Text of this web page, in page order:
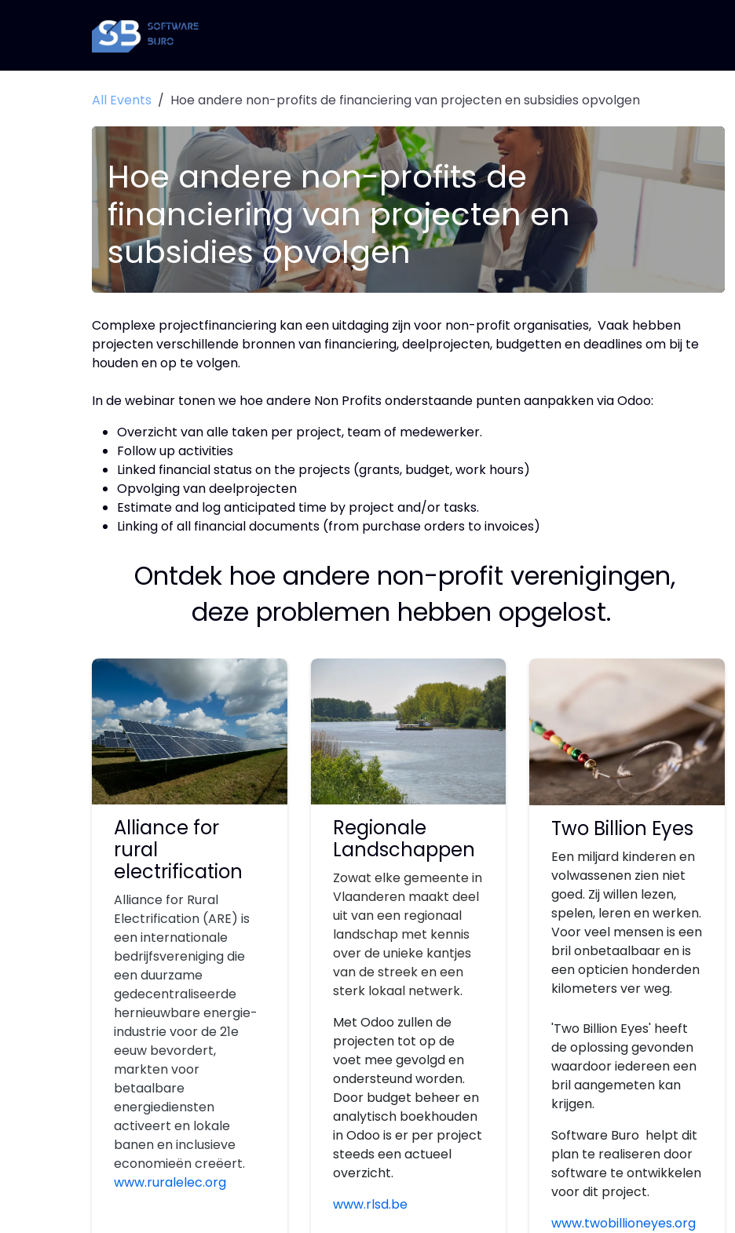
All Events Hoe andere non-profits de financiering van projecten en subsidies opvolgen
Hoe andere non-profits de
financiering van projecten en
subsidies opvolgen
Complexe projectfinanciering kan een uitdaging zijn voor non-profit organisaties, Vaak hebben
projecten verschillende bronnen van financiering, deelprojecten, budgetten en deadlines om bij te
houden en op te volgen.
In de webinar tonen we hoe andere Non Profits onderstaande punten aanpakken via Odoo:
Overzicht van alle taken per project, team of medewerker.
Follow up activities
Linked financial status on the projects (grants, budget, work hours)
Opvolging van deelprojecten
Estimate and log anticipated time by project and/or tasks.
Linking of all financial documents (from purchase orders to invoices)
Ontdek hoe andere non-profit verenigingen,
deze problemen hebben opgelost.
Alliance for
rural
electrification
Alliance for Rural
Electrification (ARE) is
een internationale
bedrijfsvereniging die
een duurzame
gedecentraliseerde
hernieuwbare energie-
industrie voor de 21e
eeuw bevordert,
markten voor
betaalbare
energiediensten
activeert en lokale
banen en inclusieve
economieën creëert.
www.ruralelec.org
Regionale
Landschappen
Zowat elke gemeente in
Vlaanderen maakt deel
uit van een regionaal
landschap met kennis
over de unieke kantjes
van de streek en een
sterk lokaal netwerk.
Met Odoo zullen de
projecten tot op de
voet mee gevolgd en
ondersteund worden.
Door budget beheer en
analytisch boekhouden
in Odoo is er per project
steeds een actueel
overzicht.
www.rlsd.be
Two Billion Eyes
Een miljard kinderen en
volwassenen zien niet
goed. Zij willen lezen,
spelen, leren en werken.
Voor veel mensen is een
bril onbetaalbaar en is
een opticien honderden
kilometers ver weg.
'Two Billion Eyes' heeft
de oplossing gevonden
waardoor iedereen een
bril aangemeten kan
krijgen.
Software Buro helpt dit
plan te realiseren door
software te ontwikkelen
voor dit project.
www.twobillioneyes.org